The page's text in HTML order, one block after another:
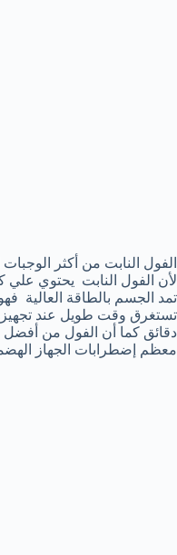
الفول النابت من أكثر
لأن الفول النابت يحتوي علي
تمد الجسم بالطاقة العالية
تستغرق وقت طويل عند
دقائق كما أن الفول من أفضل
معظم إضطرابات الجهاز